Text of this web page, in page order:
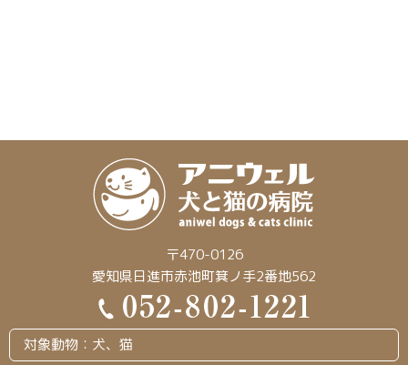
〒470-0126
愛知県日進市赤池町箕ノ手2番地562
対象動物：犬、猫